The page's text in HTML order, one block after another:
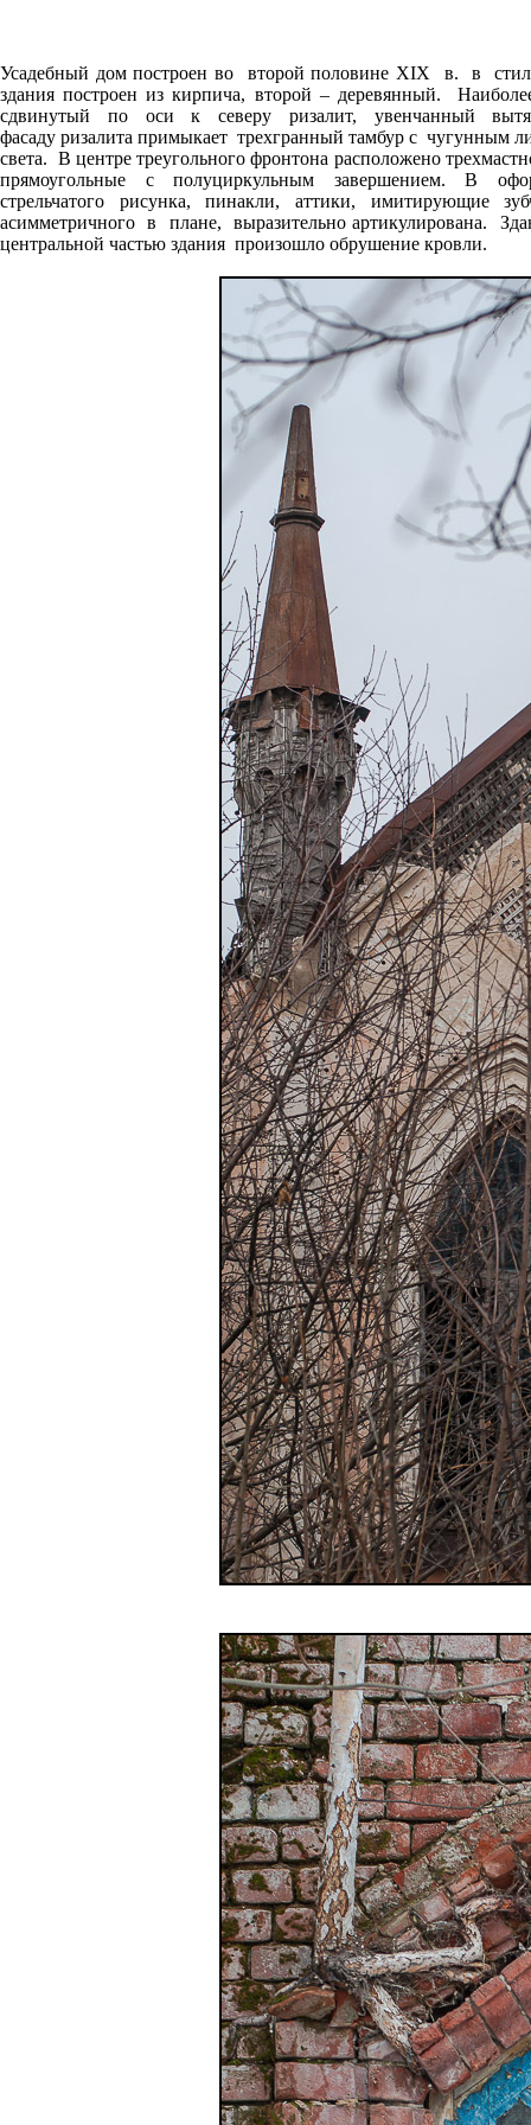
Усадебный дом построен во второй половине XIX в. в
здания построен из кирпича, второй – деревянный.
сдвинутый по оси к северу ризалит, увенчанный
фасаду ризалита примыкает трехгранный тамбур с чугунным
света. В центре треугольного фронтона расположено
прямоугольные с полуциркульным завершением. В
стрельчатого рисунка, пинакли, аттики, имитирующие
асимметричного в плане, выразительно артикулирована.
центральной частью здания произошло обрушение кровли.